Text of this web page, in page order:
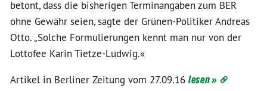
betont, dass die bisherigen Terminangaben zum BER
ohne Gewähr seien, sagte der Grünen-Politiker Andreas
Otto. „Solche Formulierungen kennt man nur von der
Lottofee Karin Tietze-Ludwig.«
Artikel in Berliner Zeitung vom 27.09.16 lesen »